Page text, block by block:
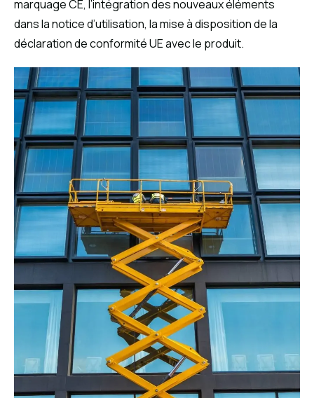
marquage CE, l’intégration des nouveaux éléments
dans la notice d’utilisation, la mise à disposition de la
déclaration de conformité UE avec le produit.